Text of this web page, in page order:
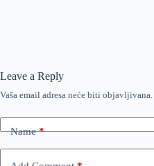
Leave a Reply
Vaša email adresa neće biti objavljivana.
Name*